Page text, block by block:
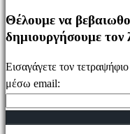
Εγγραφείτε
Σύνδεση
τον
κωδικό
σας;
Θέλουμε να
δημιουργήσουμε τον
Εισαγάγετε τον
μέσω email: